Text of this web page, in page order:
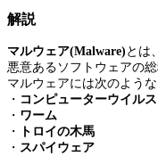
解説
マルウェア(Malware) とは
悪意あるソフトウェアの総
マルウェアには次のような
・ コンピューターウイルス
・ ワーム
・
トロイの木馬
・ スパイウェア